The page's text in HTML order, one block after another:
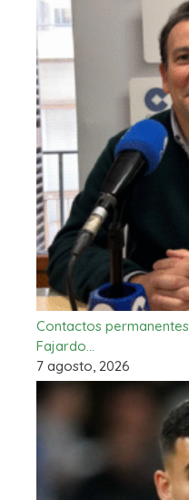
Contactos
Fajardo…
7 agosto, 2026